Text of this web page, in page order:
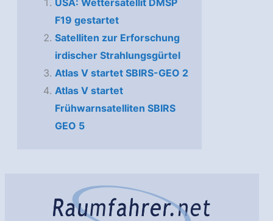
USA: Wettersatellit DMSP
F19 gestartet
Satelliten zur Erforschung
irdischer Strahlungsgürtel
Atlas V startet SBIRS-GEO 2
Atlas V startet
Frühwarnsatelliten SBIRS
GEO 5